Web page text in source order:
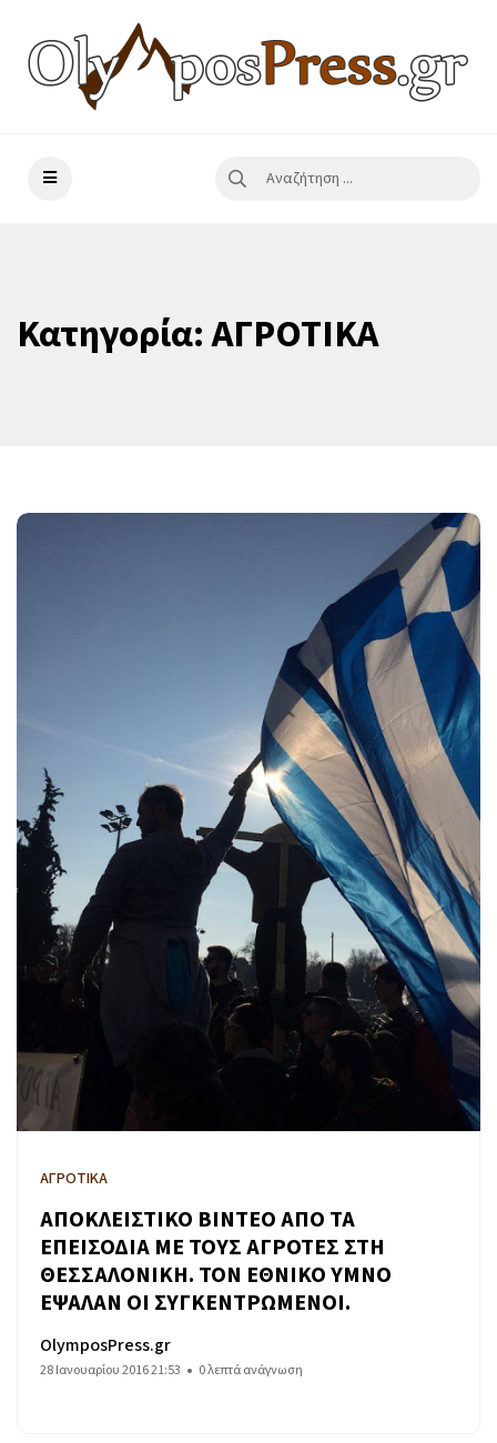
Κατηγορία:ΑΓΡΟΤΙΚΑ
ΑΓΡΟΤΙΚΑ
ΑΠΟΚΛΕΙΣΤΙΚΟ ΒΙΝΤΕΟ ΑΠΟ ΤΑ
ΕΠΕΙΣΟΔΙΑ ΜΕ ΤΟΥΣ ΑΓΡΟΤΕΣ ΣΤΗ
ΘΕΣΣΑΛΟΝΙΚΗ. ΤΟΝ ΕΘΝΙΚΟ ΥΜΝΟ
ΕΨΑΛΑΝ ΟΙ ΣΥΓΚΕΝΤΡΩΜΕΝΟΙ.
OlymposPress.gr
28 Ιανουαρίου 2016 21:53 0 λεπτά ανάγνωση